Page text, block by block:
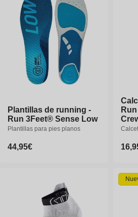
Plantillas de running -
Run 3Feet® Sense Low
Plantillas para pies planos
Precio
44,95€
Plantillas de running -
Run 3Feet® Sense Low
Plantillas para pies planos
Precio
44,95€